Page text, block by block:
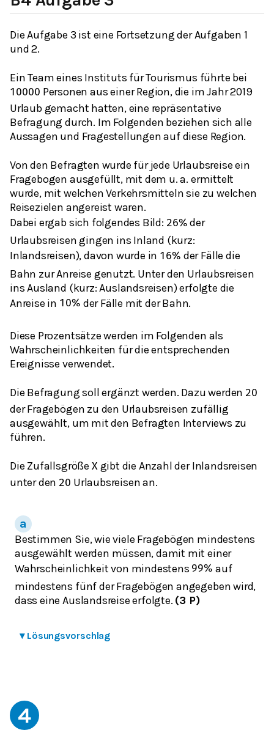
Die Aufgabe 3 ist eine Fortsetzung der Aufgaben 1
und 2.
Ein Team eines Instituts für Tourismus führte bei
10000 Personen aus einer Region, die im Jahr 2019
Urlaub gemacht hatten, eine repräsentative
Befragung durch. Im Folgenden beziehen sich alle
Aussagen und Fragestellungen auf diese Region.
Von den Befragten wurde für jede Urlaubsreise ein
Fragebogen ausgefüllt, mit dem u. a. ermittelt
wurde, mit welchen Verkehrsmitteln sie zu welchen
Reisezielen angereist waren.
Dabei ergab sich folgendes Bild: 26% der
Urlaubsreisen gingen ins Inland (kurz:
Inlandsreisen), davon wurde in 16% der Fälle die
Bahn zur Anreise genutzt. Unter den Urlaubsreisen
ins Ausland (kurz: Auslandsreisen) erfolgte die
Anreise in 10% der Fälle mit der Bahn.
Diese Prozentsätze werden im Folgenden als
Wahrscheinlichkeiten für die entsprechenden
Ereignisse verwendet.
Die Befragung soll ergänzt werden. Dazu werden 20
der Fragebögen zu den Urlaubsreisen zufällig
ausgewählt, um mit den Befragten Interviews zu
führen.
Die Zufallsgröße Xgibt die Anzahl der Inlandsreisen
unter den 20 Urlaubsreisen an.
Bestimmen Sie, wie viele Fragebögen mindestens
ausgewählt werden müssen, damit mit einer
Wahrscheinlichkeit von mindestens 99% auf
mindestens fünf der Fragebögen angegeben wird,
dass eine Auslandsreise erfolgte. (3 P)
▾ Lösungsvorschlag
4